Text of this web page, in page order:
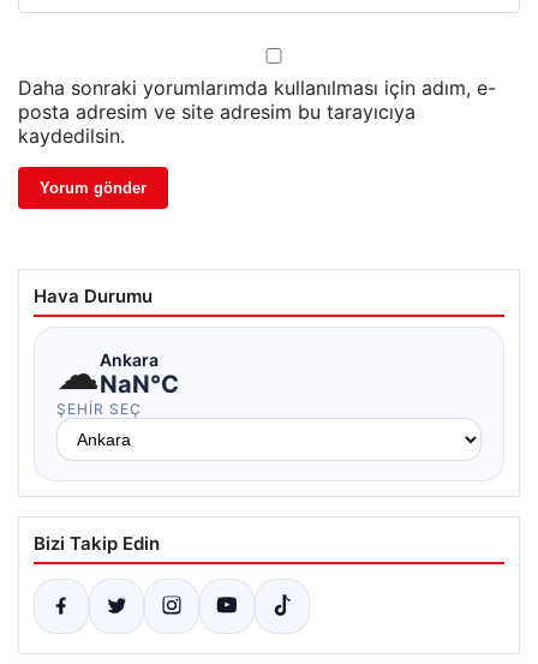
Daha sonraki yorumlarımda kullanılması için adım, e-
posta adresim ve site adresim bu tarayıcıya
kaydedilsin.
Hava Durumu
☁Ankara
NaN°C
ŞEHIR SEÇ
Bizi Takip Edin